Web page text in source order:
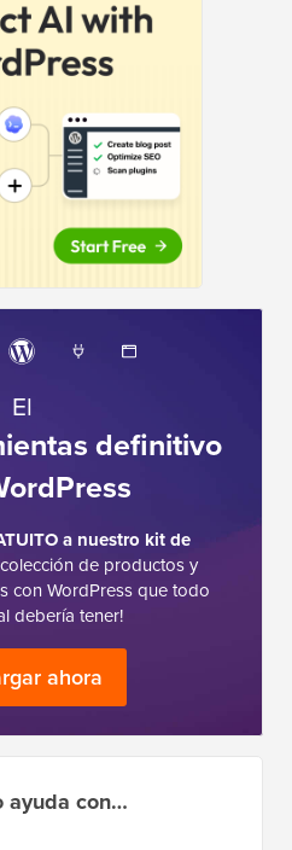
El
definitivo
a nuestro kit de
colección de productos y
con WordPress que todo
debería tener!
ahora
ayuda con…